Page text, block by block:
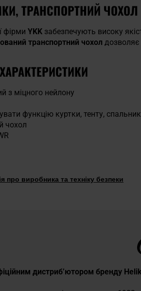
ТРАНСПОРТНИЙ ЧОХОЛ
фірми YKK забезпечують високу
транспортний чохол
з міцного нейлону
функцію куртки, тенту,
чохол
про виробника та техніку безпеки
дистриб’ютором бренду